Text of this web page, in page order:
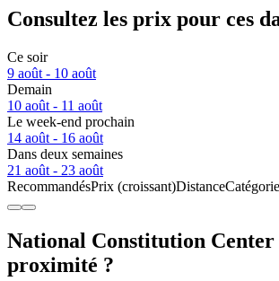
Consultez les prix pour ces
Ce soir
9 août - 10 août
Demain
10 août - 11 août
Le week-end prochain
14 août - 16 août
Dans deux semaines
21 août - 23 août
RecommandésPrix (croissant)Distance
National Constitution Center
proximité ?